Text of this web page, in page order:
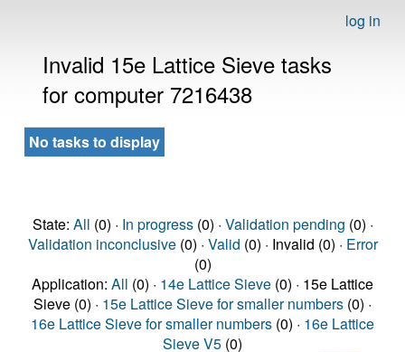
log in
Invalid 15e Lattice Sieve tasks
for computer 7216438
No tasks to display
State: All (0) · In progress(0) · Validation pending (0) ·
Validation inconclusive(0) · Valid (0) · Invalid (0) · Error
(0)
Application: All (0) · 14e Lattice Sieve (0) · 15e Lattice
Sieve (0) · 15e Lattice Sieve for smaller numbers (0) ·
16e Lattice Sieve for smaller numbers (0) · 16e Lattice
Sieve V5 (0)